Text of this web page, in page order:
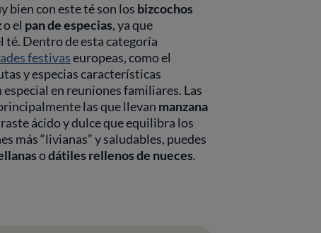
bien con este té son los bizcochos
o el pan de especias, ya que
té. Dentro de esta categoría
festivaseuropeas, como el
y especias características
en reuniones familiares. Las
las que llevan manzana
ácido y dulce que equilibra los
más “livianas” y saludables, puedes
odátiles rellenos de nueces.